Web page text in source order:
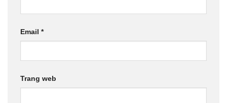
Email *
Trang web